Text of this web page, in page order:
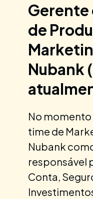
Gerente
de
Nubank
No
time de
Nubank
responsável
Conta,